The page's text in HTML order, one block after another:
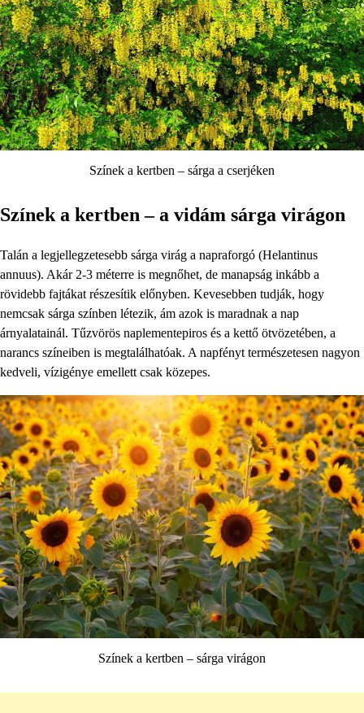
Színek a kertben – sárga a cserjéken
Színek a kertben – a vidám sárga virágon
Talán a legjellegzetesebb sárga virág a napraforgó (Helantinus
annuus). Akár 2-3 méterre is megnőhet, de manapság inkább a
rövidebb fajtákat részesítik előnyben. Kevesebben tudják, hogy
nemcsak sárga színben létezik, ám azok is maradnak a nap
árnyalatainál. Tűzvörös naplementepiros és a kettő ötvözetében, a
narancs színeiben is megtalálhatóak. A napfényt természetesen nagyon
kedveli, vízigénye emellett csak közepes.
Színek a kertben – sárga virágon